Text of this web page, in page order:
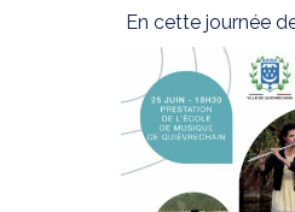
En cette journée